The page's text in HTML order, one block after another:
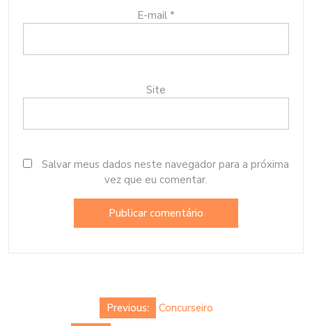
E-mail *
Site
Salvar meus dados neste navegador para a próxima
vez que eu comentar.
Previous:
Concurseiro